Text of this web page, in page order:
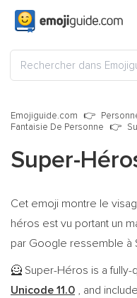
Emojiguide.com
Fantaisie De Personne
Super-
Cet emoji montre le
héros est vu portant un
par Google ressemble à
🦸 Super-Héros is a
Unicode 11.0 , and